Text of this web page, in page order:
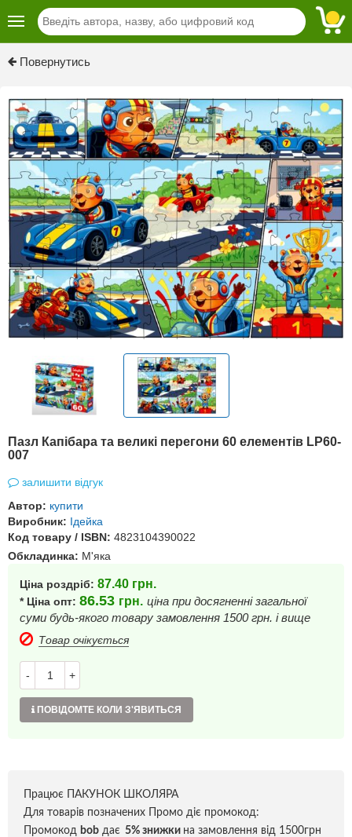
Повернутись
Пазл Капібара та великі перегони 60 елементів LP60-
007
залишити відгук
Автор: купити
Виробник: Ідейка
Код товару / ISBN: 4823104390022
Обкладинка: М'яка
Ціна роздріб: 87.40 грн.
* Ціна опт: 86.53 грн. ціна при досягненні загальної
суми будь-якого товару замовлення 1500 грн. і вище
Товар очікується
- +
ПОВІДОМТЕ КОЛИ З'ЯВИТЬСЯ
Працює ПАКУНОК ШКОЛЯРА
Для товарів позначених Промо діє промокод:
Промокод bob дає 5% знижки на замовлення від 1500грн